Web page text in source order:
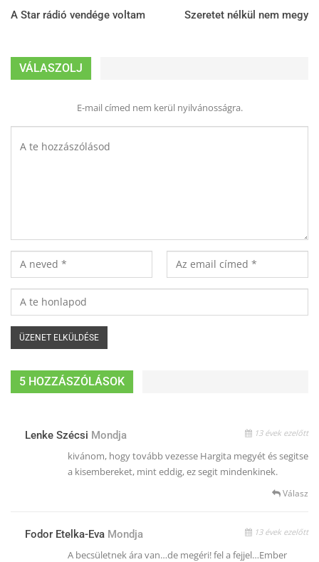
A Star rádió vendége voltam Szeretet nélkül nem megy
VÁLASZOLJ
E-mail címed nem kerül nyilvánosságra.
5 HOZZÁSZÓLÁSOK
Lenke Szécsi Mondja 13 évek ezelőtt
kivánom, hogy tovább vezesse Hargita megyét és segitse
a kisembereket, mint eddig, ez segit mindenkinek.
Válasz
Fodor Etelka-Eva Mondja 13 évek ezelőtt
A becsületnek ára van…de megéri! fel a fejjel…Ember